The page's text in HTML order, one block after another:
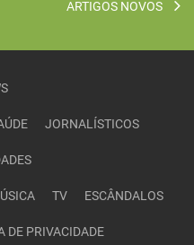
ARTIGOS NOVOS
JORNALÍSTICOS
TV ESCÂNDALOS
DE PRIVACIDADE